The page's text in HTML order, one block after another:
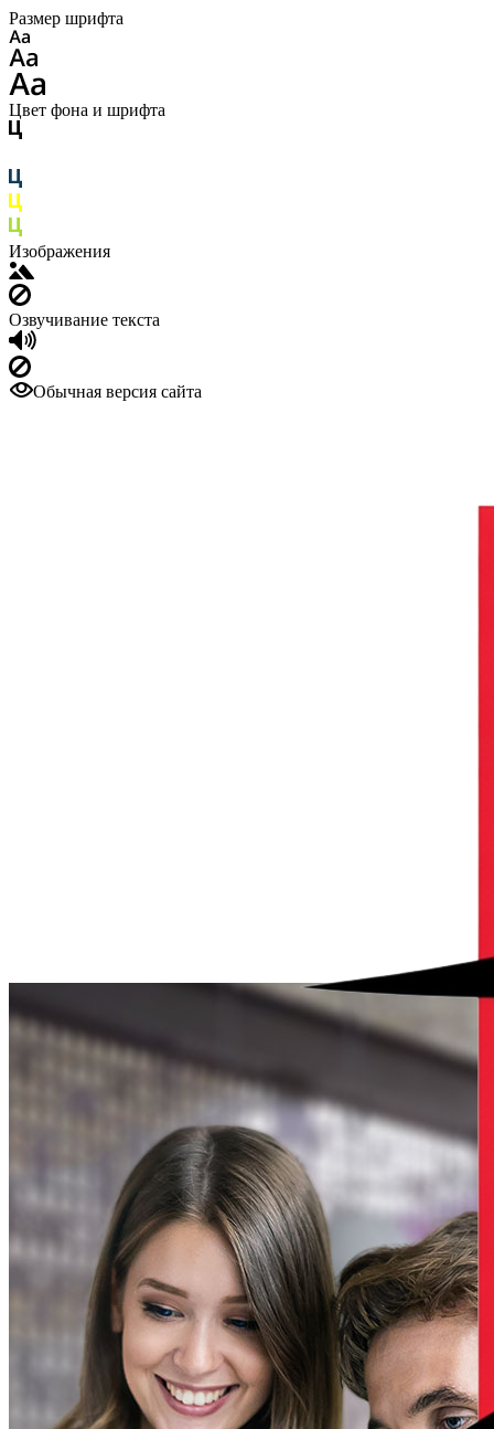
Размер шрифта
Цвет фона и шрифта
Изображения
Озвучивание текста
Обычная версия сайта